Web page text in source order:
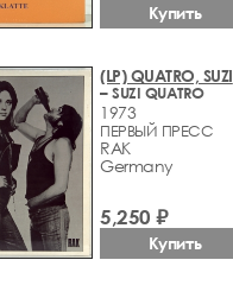
Купить
(LP) QUATRO, SUZI
– SUZI QUATRO
1973
ПЕРВЫЙ ПРЕСС
RAK
Germany
5,250 ₽
Купить